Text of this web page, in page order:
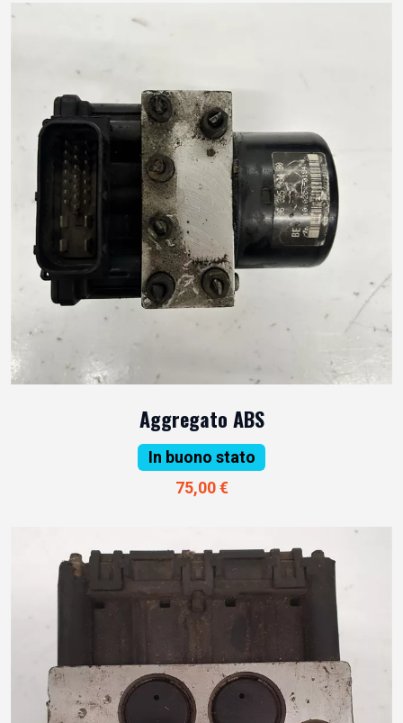
Aggregato ABS
In buono stato
75,00 €